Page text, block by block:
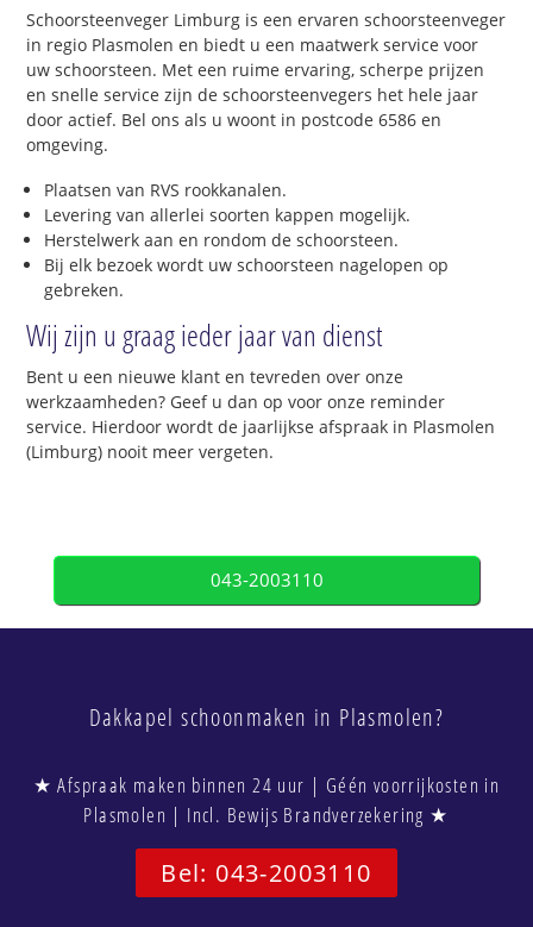
Schoorsteenveger Limburg is een ervaren schoorsteenveger
in regio Plasmolen en biedt u een maatwerk service voor
uw schoorsteen. Met een ruime ervaring, scherpe prijzen
en snelle service zijn de schoorsteenvegers het hele jaar
door actief. Bel ons als u woont in postcode 6586 en
omgeving.
Plaatsen van RVS rookkanalen.
Levering van allerlei soorten kappen mogelijk.
Herstelwerk aan en rondom de schoorsteen.
Bij elk bezoek wordt uw schoorsteen nagelopen op
gebreken.
Wij zijn u graag ieder jaar van dienst
Bent u een nieuwe klant en tevreden over onze
werkzaamheden? Geef u dan op voor onze reminder
service. Hierdoor wordt de jaarlijkse afspraak in Plasmolen
(Limburg) nooit meer vergeten.
043-2003110
Dakkapel schoonmaken in Plasmolen?
★ Afspraak maken binnen 24 uur | Géén voorrijkosten in
Plasmolen | Incl. Bewijs Brandverzekering ★
Bel: 043-2003110